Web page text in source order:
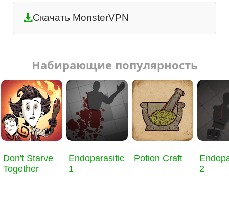
Скачать MonsterVPN
Набирающие популярность
Don't Starve
Together
Endoparasitic
1
Potion Craft
2